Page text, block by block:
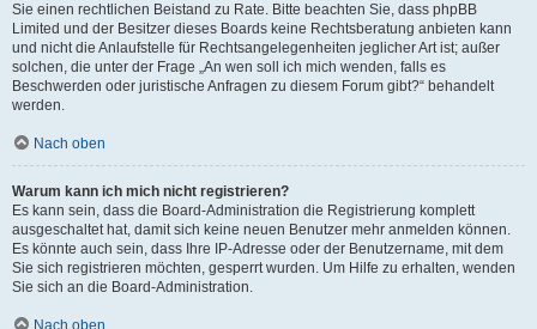
Sie einen rechtlichen Beistand zu Rate. Bitte beachten Sie, dass phpBB
Limited und der Besitzer dieses Boards keine Rechtsberatung anbieten kann
und nicht die Anlaufstelle für Rechtsangelegenheiten jeglicher Art ist; außer
solchen, die unter der Frage „An wen soll ich mich wenden, falls es
Beschwerden oder juristische Anfragen zu diesem Forum gibt?“ behandelt
werden.
Nach oben
Warum kann ich mich nicht registrieren?
Es kann sein, dass die Board-Administration die Registrierung komplett
ausgeschaltet hat, damit sich keine neuen Benutzer mehr anmelden können.
Es könnte auch sein, dass Ihre IP-Adresse oder der Benutzername, mit dem
Sie sich registrieren möchten, gesperrt wurden. Um Hilfe zu erhalten, wenden
Sie sich an die Board-Administration.
Nach oben